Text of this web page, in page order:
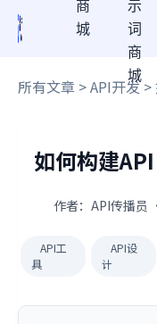
商
城
示
词
商
城
所有文章 >API开发>
如何构建
作者：API传播
API工
具
API设
计